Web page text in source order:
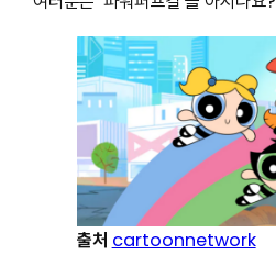
출처 cartoonnetwork